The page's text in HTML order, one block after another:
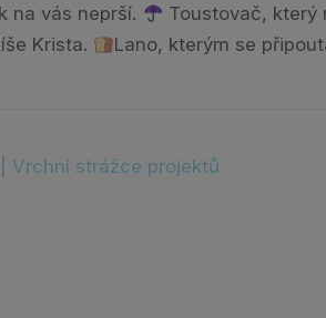
na vás neprší.
Toustovač, který
Krista.
Lano, kterým se
Vrchní strážce projektů